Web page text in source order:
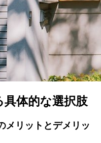
体的な選択肢
メリットとデメリッ